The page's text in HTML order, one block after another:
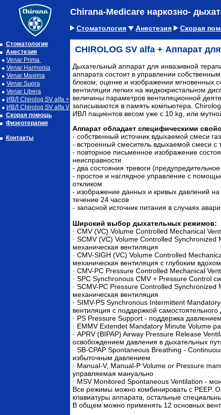
Chirana-Medicare наркозно-
Стоматология Анестезия Скорая
Стоматология
Анестезия
Venar Prima
Venar Harmonia
Venar Maxima
Venar Supra
Venar Libera
ИВЛ Chirolog SV alfa +
ИВЛ Chirolog SV alfa V
Скорая помощь
Физеотерапия
Контакты
CHIROLOG SV alfa + Аппарат
Дыхательный аппарат для инвазивной
аппарата состоит в управлении
блоком, оценке и изображении мгновенных
вентиляции легких на жидкокристальном
величины параметров вентиляционной
записываются в память компьютера.
ИВЛ пациентов весом уже с 10 kg, или
Аппарат обладает специфическими
- собственный источник вдыхаемой смеси
- встроенный смеситель вдыхаемой смеси
- повторное письменное изображение
неисправности
- два состояния тревоги
- простое и наглядное управление с
откликом
- изображение данных и кривых давлений
течение 24 часов
- запасной источник питания в случаях
Широкий выбор дыхательных режимов:
· CMV (VC) Volume Controlled Mechanical
· SCMV (VC) Volume Controlled
механическая вентиляция
· CMV-SIGH (VC) Volume Controlled
механическая вентиляция с глубоким вдохом
· CMV-PC Pressure Controlled Mechanical
· SPC Synchronous CMV + Pressure Control
· SCMV-PC Pressure Controlled
механическая вентиляция
· SIMV-PS Synchronous Intermittent
вентиляция с поддержкой
· PS Pressure Support - поддержка
· EMMV Extendet Mandatory Minute Volume
· APRV (BIPAP) Airway Pressure Release
освобождением давления в дыхательных
· SB-CPAP Spontaneous Breathing -
избыточным давлением
· Manual-V, Manual-P Volume or Pressure
управляемая мануально
· MSV Monitored Spontaneous Ventilation -
Все режимы можно комбинировать с PEEP.
клавиатуры аппарата, остальные
В общем можно применять 12 основных